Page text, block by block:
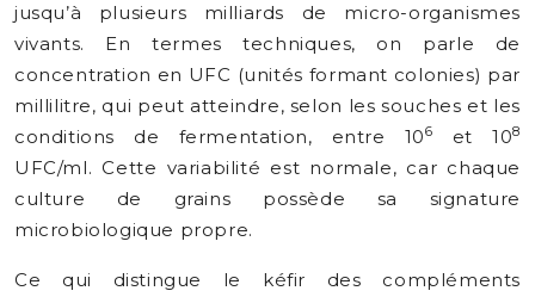
jusqu’à plusieurs milliards de micro-organismes
vivants. En termes techniques, on parle de
concentration en UFC (unités formant colonies) par
millilitre, qui peut atteindre, selon les souches et les
conditions de fermentation, entre 106 et 108
UFC/ml. Cette variabilité est normale, car chaque
culture de grains possède sa signature
microbiologique propre.
Ce qui distingue le kéfir des compléments